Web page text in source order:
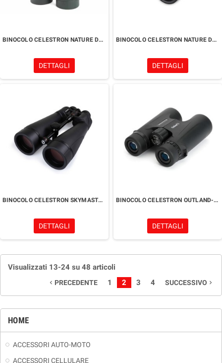
HOME
ACCESSORI AUTO-MOTO
ACCESSORI CELLULARE
BINOCOLO CELESTRON NATURE DX 12x56
DETTAGLI
BINOCOLO CELESTRON NATURE DX ED 10x50
DETTAGLI
BINOCOLO CELESTRON SKYMASTER PRO ED 20x80
DETTAGLI
BINOCOLO CELESTRON OUTLAND-X 10x42
DETTAGLI
Visualizzati 13-24 su 48 articoli
navigate_before PRECEDENTE 1 2 3 4 SUCCESSIVO navigate_next